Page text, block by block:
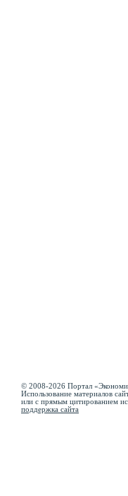
© 2008-2026 Портал
Использование материалов
или с прямым цитированием
поддержка сайта